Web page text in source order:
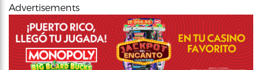
Advertisements